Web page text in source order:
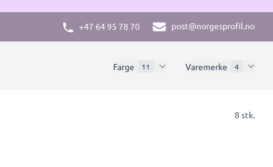
+47 64 95 78 70 post@norgesprofil.no
Farge 11 Varemerke 4
8 stk.